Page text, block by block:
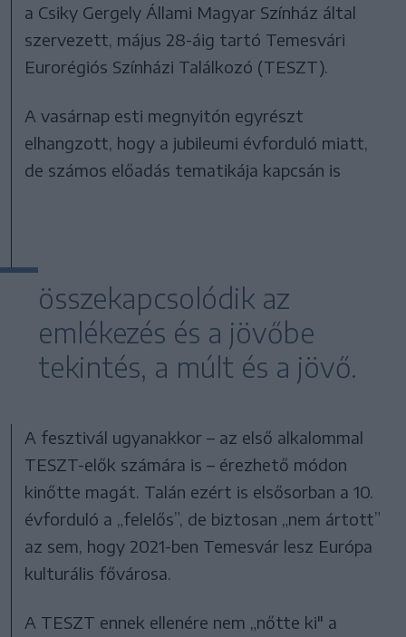
a Csiky Gergely Állami Magyar Színház által
szervezett, május 28-áig tartó Temesvári
Eurorégiós Színházi Találkozó (TESZT).
A vasárnap esti megnyitón egyrészt
elhangzott, hogy a jubileumi évforduló miatt,
de számos előadás tematikája kapcsán is
összekapcsolódik az
emlékezés és a jövőbe
tekintés, a múlt és a jövő.
A fesztivál ugyanakkor – az első alkalommal
TESZT-elők számára is – érezhető módon
kinőtte magát. Talán ezért is elsősorban a 10.
évforduló a „felelős”, de biztosan „nem ártott”
az sem, hogy 2021-ben Temesvár lesz Európa
kulturális fővárosa.
A TESZT ennek ellenére nem „nőtte ki" a